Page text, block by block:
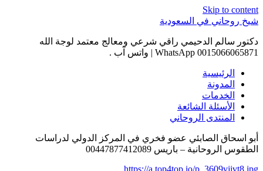
Skip to content
شيخ روحاني في السعودية
دكتور سالم الدحيمي راقي شرعي ومعالج معتمد لوجة الله
0015066065871 WhatsApp | واتس آب .
الرئيسية
المدونة
الخدمات
الأسئلة الشائعة
المنتدى الروحاني
أبو اسحاق الصابئي عضو فخري في المركز الدولي لدراسات
الطقوس الروحانية – باريس 00447877412089
https://a.top4top.io/p_3609vjivt8.jpg